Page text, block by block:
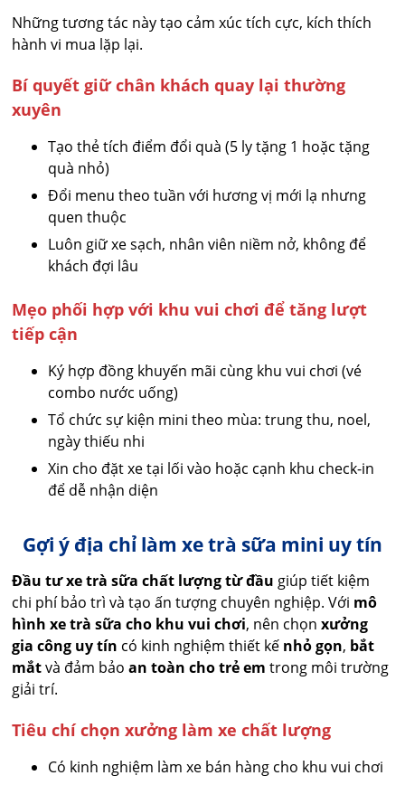
Những tương tác này tạo cảm xúc tích cực, kích thích
hành vi mua lặp lại.
Bí quyết giữ chân khách quay lại thường
xuyên
Tạo thẻ tích điểm đổi quà (5 ly tặng 1 hoặc tặng
quà nhỏ)
Đổi menu theo tuần với hương vị mới lạ nhưng
quen thuộc
Luôn giữ xe sạch, nhân viên niềm nở, không để
khách đợi lâu
Mẹo phối hợp với khu vui chơi để tăng lượt
tiếp cận
Ký hợp đồng khuyến mãi cùng khu vui chơi (vé
combo nước uống)
Tổ chức sự kiện mini theo mùa: trung thu, noel,
ngày thiếu nhi
Xin cho đặt xe tại lối vào hoặc cạnh khu check-in
để dễ nhận diện
Gợi ý địa chỉ làm xe trà sữa mini uy tín
Đầu tư xe trà sữa chất lượng từ đầu giúp tiết kiệm
chi phí bảo trì và tạo ấn tượng chuyên nghiệp. Với mô
hình xe trà sữa cho khu vui chơi, nên chọnxưởng
gia công uy tín có kinh nghiệm thiết kế nhỏ gọn, bắt
mắtvà đảm bảoan toàn cho trẻ em trong môi trường
giải trí.
Tiêu chí chọn xưởng làm xe chất lượng
Có kinh nghiệm làm xe bán hàng cho khu vui chơi